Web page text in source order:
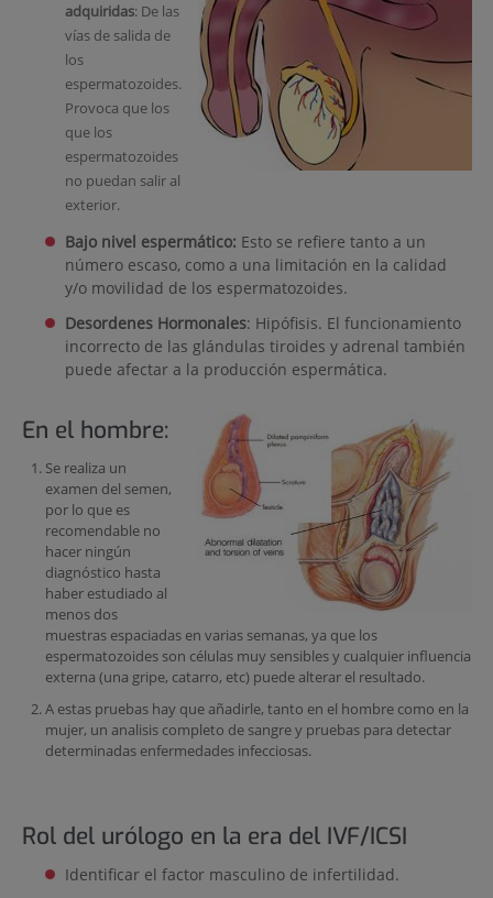
adquiridas: De las
vías de salida de
los
espermatozoides.
Provoca que los
que los
espermatozoides
no puedan salir al
exterior.
Bajo nivel espermático: Esto se refiere tanto a un
número escaso, como a una limitación en la calidad
y/o movilidad de los espermatozoides.
Desordenes Hormonales: Hipófisis. El funcionamiento
incorrecto de las glándulas tiroides y adrenal también
puede afectar a la producción espermática.
En el hombre:
Se realiza un
examen del semen,
por lo que es
recomendable no
hacer ningún
diagnóstico hasta
haber estudiado al
menos dos
muestras espaciadas en varias semanas, ya que los
espermatozoides son células muy sensibles y cualquier influencia
externa (una gripe, catarro, etc) puede alterar el resultado.
A estas pruebas hay que añadirle, tanto en el hombre como en la
mujer, un analisis completo de sangre y pruebas para detectar
determinadas enfermedades infecciosas.
Rol del urólogo en la era del IVF/ICSI
Identificar el factor masculino de infertilidad.